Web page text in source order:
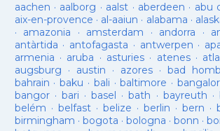
aachen · aalborg · aalst · aberdeen · abu
aix-en-provence · al-aaiun · alabama ·
· amazonia · amsterdam · andorra ·
antàrtida · antofagasta · antwerpen ·
armenia · aruba · asturies· atenes·
augsburg · austin · azores·bad
bahrain ·baku · bali ·baltimore ·
bangor· bari ·basel ·bath · bayreuth ·
belém · belfast· belize · berlin ·bern ·
birmingham · bogota · bologna ·bonn ·